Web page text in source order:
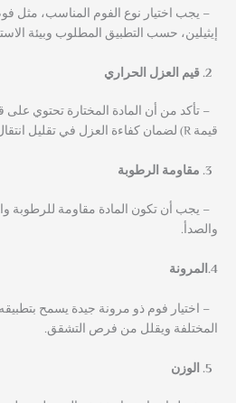
– يجب اختيار نوع الفوم المناسب، مثل
إيثيلين، حسب التطبيق المطلوب وبيئة
قيم العزل الحراري
– تأكد من أن المادة المختارة تحتوي
قيمة R) لضمان كفاءة العزل في تقليل انتقال الحرارة.
مقاومة الرطوبة
– يجب أن تكون المادة مقاومة للرطوبة
والصدأ.
4.المرونة
– اختيار فوم ذو مرونة جيدة يسمح
المختلفة ويقلل من فرص التشقق.
الوزن